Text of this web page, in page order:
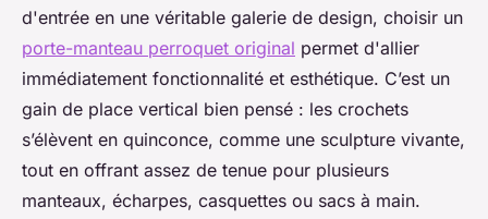
d'entrée en une véritable galerie de design, choisir un
porte-manteau perroquet original permet d'allier
immédiatement fonctionnalité et esthétique. C’est un
gain de place vertical bien pensé : les crochets
s’élèvent en quinconce, comme une sculpture vivante,
tout en offrant assez de tenue pour plusieurs
manteaux, écharpes, casquettes ou sacs à main.